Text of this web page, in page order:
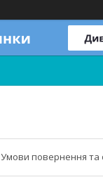
Умови повернення та